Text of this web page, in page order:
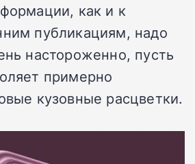
как и к
публикациям, надо
настороженно, пусть
примерно
кузовные расцветки.